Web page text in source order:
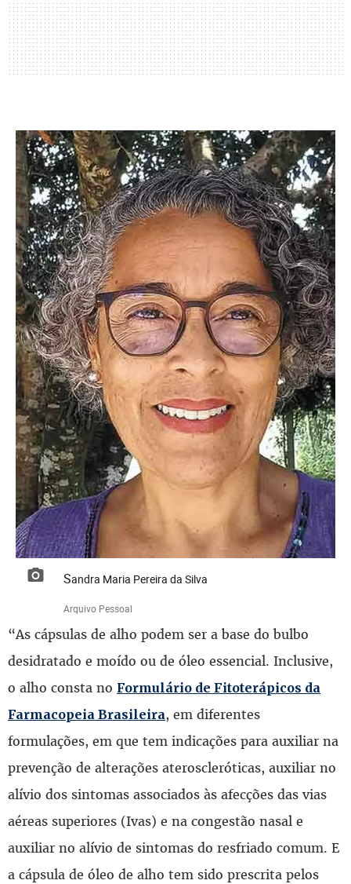
Sandra Maria Pereira da Silva
Arquivo Pessoal
“As cápsulas de alho podem ser a base do bulbo
desidratado e moído ou de óleo essencial. Inclusive,
o alho consta no Formulário de Fitoterápicos da
Farmacopeia Brasileira, em diferentes
formulações, em que tem indicações para auxiliar na
prevenção de alterações ateroscleróticas, auxiliar no
alívio dos sintomas associados às afecções das vias
aéreas superiores (Ivas) e na congestão nasal e
auxiliar no alívio de sintomas do resfriado comum. E
a cápsula de óleo de alho tem sido prescrita pelos